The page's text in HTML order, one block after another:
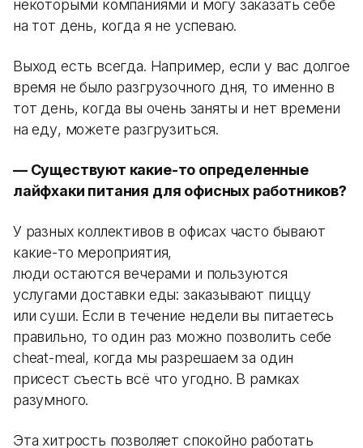
некоторыми компаниями и могу заказать себе
на тот день, когда я не успеваю.
Выход есть всегда. Например, если у вас долгое
время не было разгрузочного дня, то именно в
тот день, когда вы очень заняты и нет времени
на еду, можете разгрузиться.
— Существуют какие-то определенные
лайфхаки питания для офисных работников?
У разных коллективов в офисах часто бывают
какие-то мероприятия,
люди остаются вечерами и пользуются
услугами доставки еды: заказывают пиццу
или суши. Если в течение недели вы питаетесь
правильно, то один раз можно позволить себе
cheat-meal, когда мы разрешаем за один
присест съесть всё что угодно. В рамках
разумного.
Эта хитрость позволяет спокойно работать